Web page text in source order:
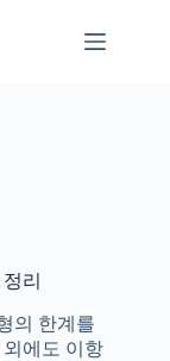
리
의 한계를
에도 이항